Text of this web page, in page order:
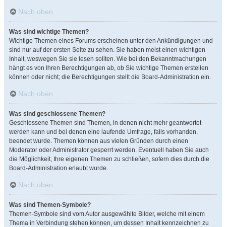
Nach oben
Was sind wichtige Themen?
Wichtige Themen eines Forums erscheinen unter den Ankündigungen und
sind nur auf der ersten Seite zu sehen. Sie haben meist einen wichtigen
Inhalt, weswegen Sie sie lesen sollten. Wie bei den Bekanntmachungen
hängt es von Ihren Berechtigungen ab, ob Sie wichtige Themen erstellen
können oder nicht; die Berechtigungen stellt die Board-Administration ein.
Nach oben
Was sind geschlossene Themen?
Geschlossene Themen sind Themen, in denen nicht mehr geantwortet
werden kann und bei denen eine laufende Umfrage, falls vorhanden,
beendet wurde. Themen können aus vielen Gründen durch einen
Moderator oder Administrator gesperrt werden. Eventuell haben Sie auch
die Möglichkeit, Ihre eigenen Themen zu schließen, sofern dies durch die
Board-Administration erlaubt wurde.
Nach oben
Was sind Themen-Symbole?
Themen-Symbole sind vom Autor ausgewählte Bilder, welche mit einem
Thema in Verbindung stehen können, um dessen Inhalt kennzeichnen zu